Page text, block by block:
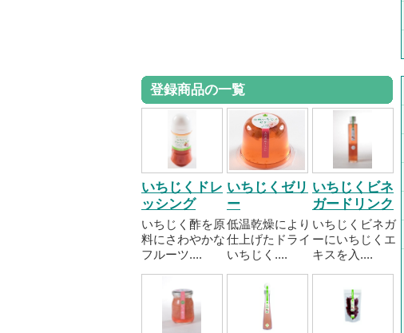
登録商品の一覧
いちじくドレ
ッシング
いちじく酢を原
料にさわやかな
フルーツ....
いちじくゼリ
ー
低温乾燥により
仕上げたドライ
いちじく....
いちじくビネ
ガードリンク
いちじくビネガ
ーにいちじくエ
キスを入....